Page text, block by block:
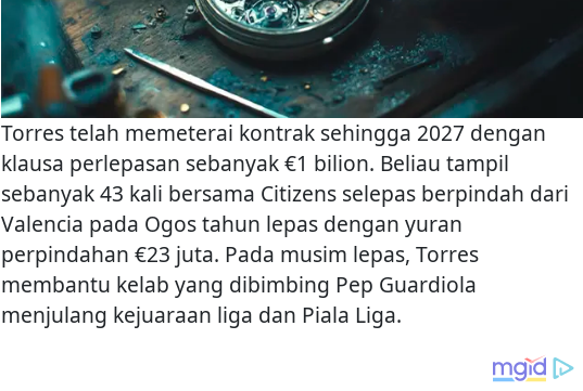
Torres telah memeterai kontrak sehingga 2027 dengan
klausa perlepasan sebanyak €1 bilion. Beliau tampil
sebanyak 43 kali bersama Citizens selepas berpindah dari
Valencia pada Ogos tahun lepas dengan yuran
perpindahan €23 juta. Pada musim lepas, Torres
membantu kelab yang dibimbing Pep Guardiola
menjulang kejuaraan liga dan Piala Liga.